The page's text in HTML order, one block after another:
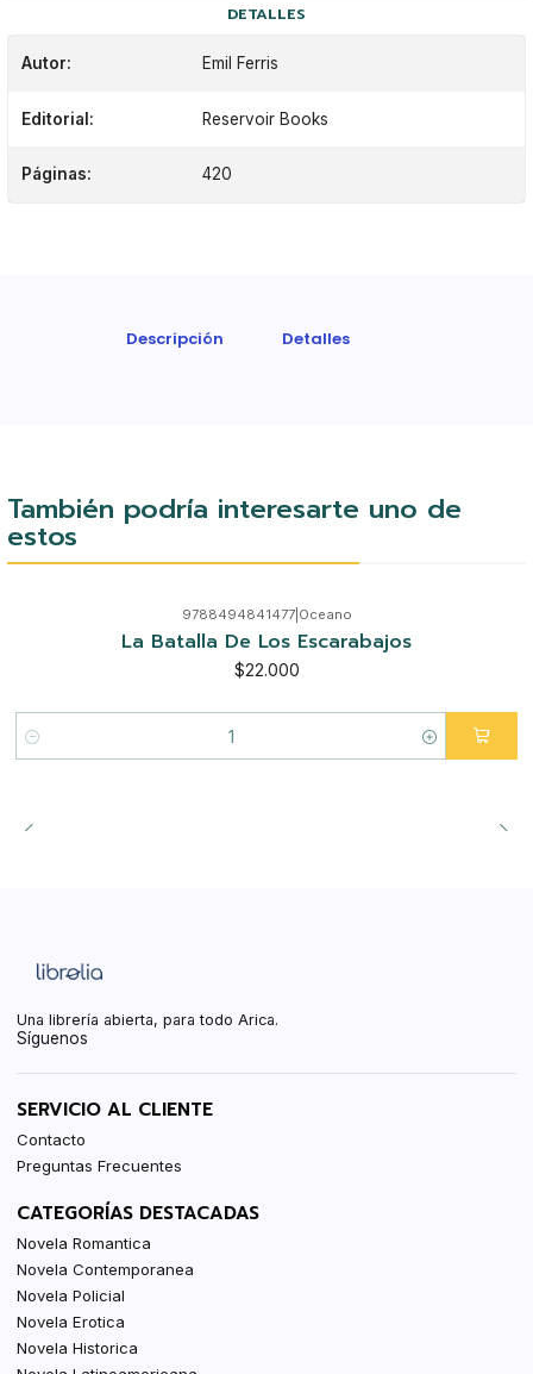
DETALLES
Autor: Emil Ferris
Editorial: Reservoir Books
Páginas: 420
Descripción Detalles
También podría interesarte uno de
estos
9788494841477| Oceano
La Batalla De Los Escarabajos
$22.000
Cantidad
Una librería abierta, para todo Arica.
Síguenos
SERVICIO AL CLIENTE
Contacto
Preguntas Frecuentes
CATEGORÍAS DESTACADAS
Novela Romantica
Novela Contemporanea
Novela Policial
Novela Erotica
Novela Historica